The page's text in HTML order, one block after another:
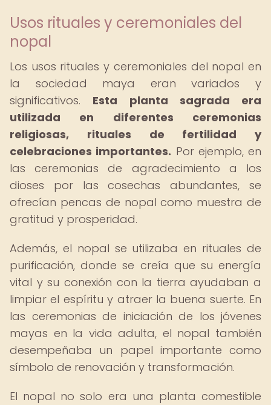
Usos rituales y ceremoniales del
nopal
Los usos rituales y ceremoniales del nopal en
la sociedad maya eran variados y
significativos. Esta planta sagrada era
utilizada en diferentes ceremonias
religiosas, rituales de fertilidad y
celebraciones importantes. Por ejemplo, en
las ceremonias de agradecimiento a los
dioses por las cosechas abundantes, se
ofrecían pencas de nopal como muestra de
gratitud y prosperidad.
Además, el nopal se utilizaba en rituales de
purificación, donde se creía que su energía
vital y su conexión con la tierra ayudaban a
limpiar el espíritu y atraer la buena suerte. En
las ceremonias de iniciación de los jóvenes
mayas en la vida adulta, el nopal también
desempeñaba un papel importante como
símbolo de renovación y transformación.
El nopal no solo era una planta comestible